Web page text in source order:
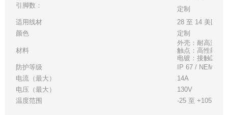
引脚数：
定制
适用线材
28 至 14 美国线
颜色
定制
材料
外壳：耐高温白
触点：高性能铜
电镀：接触区 -
防护等级
IP 67 / NEMA 6P
电流（最大）
14A
电压（最大）
130V
温度范围
-25 至 +105°C